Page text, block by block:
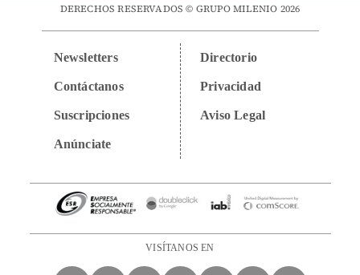
DERECHOS RESERVADOS © GRUPO MILENIO 2026
Newsletters
Contáctanos
Suscripciones
Anúnciate
Directorio
Privacidad
Aviso Legal
VISÍTANOS EN